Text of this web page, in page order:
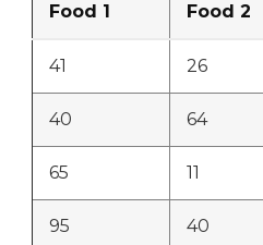
Food 1 Food 2
41 26
40 64
65 11
95 40